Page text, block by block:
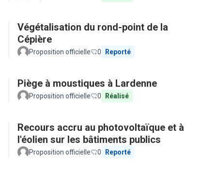
Végétalisation du rond-point de la
Cépière
Proposition officielle 0 Reporté
Piège à moustiques à Lardenne
Proposition officielle 0 Réalisé
Recours accru au photovoltaïque et à
l'éolien sur les bâtiments publics
Proposition officielle 0 Reporté